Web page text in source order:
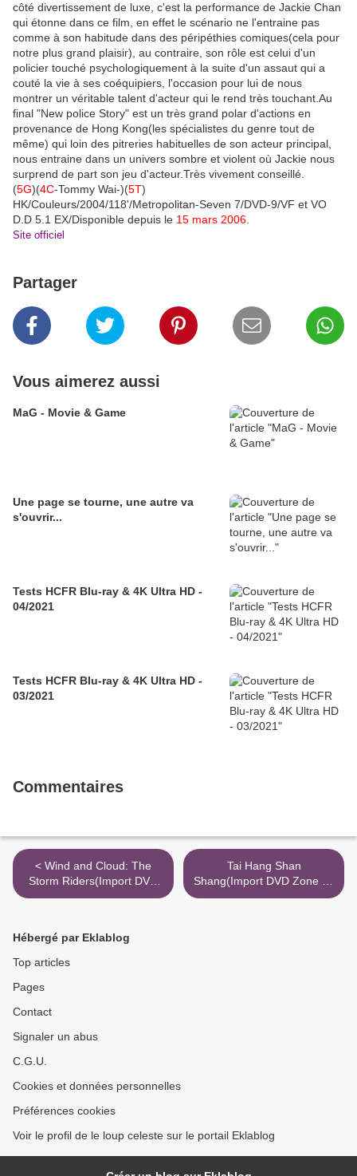
côté divertissement de luxe, c'est la performance de Jackie Chan
qui étonne dans ce film, en effet le scénario ne l'entraine pas
comme à son habitude dans des péripéthies comiques(cela pour
notre plus grand plaisir), au contraire, son rôle est celui d'un
policier touché psychologiquement à la suite d'un assaut qui a
couté la vie à ses coéquipiers, l'occasion pour lui de nous
montrer un véritable talent d'acteur qui le rend très touchant.Au
final "New police Story" est un très grand polar d'actions en
provenance de Hong Kong(les spécialistes du genre tout de
même) qui loin des pitreries habituelles de son acteur principal,
nous entraine dans un univers sombre et violent où Jackie nous
surprend de part son jeu d'acteur.Très vivement conseillé.
(5G)(4C-Tommy Wai-)(5T)
HK/Couleurs/2004/118'/Metropolitan-Seven 7/DVD-9/VF et VO
D.D 5.1 EX/Disponible depuis le 15 mars 2006
Site officiel
Partager
Vous aimerez aussi
MaG - Movie & Game
Une page se tourne, une autre va
s'ouvrir...
Tests HCFR Blu-ray & 4K Ultra HD -
04/2021
Tests HCFR Blu-ray & 4K Ultra HD -
03/2021
Commentaires
< Wind and Cloud: The
Storm Riders(Import DVD
Zone All américain)
Tai Hang Shan
Shang(Import DVD Zone All
mainland-Chine populaire-)
Hébergé par Eklablog
Top articles
Pages
Contact
Signaler un abus
C.G.U.
Cookies et données personnelles
Préférences cookies
Voir le profil de le loup celeste sur le portail Eklablog